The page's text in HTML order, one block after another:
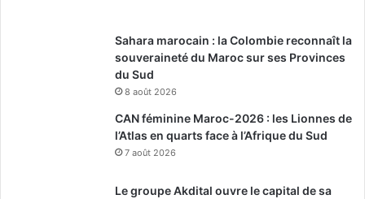
Sahara marocain : la Colombie reconnaît la
souveraineté du Maroc sur ses Provinces
du Sud
8 août 2026
CAN féminine Maroc-2026 : les Lionnes de
l’Atlas en quarts face à l’Afrique du Sud
7 août 2026
Le groupe Akdital ouvre le capital de sa